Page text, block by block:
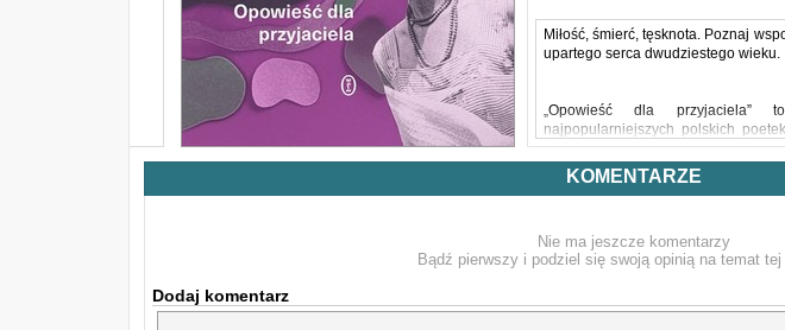
Miłość, śmierć, tęsknota. Poznaj
upartego serca dwudziestego wieku.
„Opowieść dla przyjaciela”
najpopularniejszych polskich
przed swoją śmiercią. I chociaż
właściwie listem do nas,
prywatne losy pisarki, intymne
„Opowieść dla przyjaciela” od lat
KOMENTARZE
Nie ma jeszcze komentarzy
Bądź pierwszy i podziel się swoją opinią na temat tej
Dodaj komentarz